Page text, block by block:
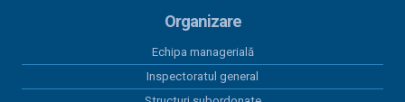
Organizare
Echipa managerială
Inspectoratul general